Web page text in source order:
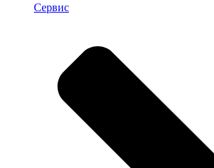
Сервис